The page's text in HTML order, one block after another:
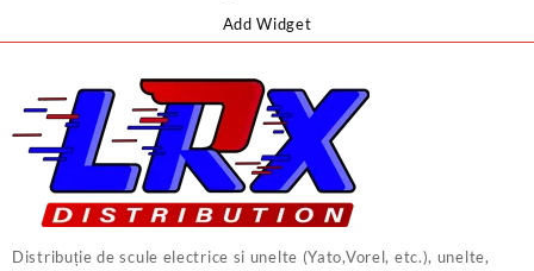
Add Widget
Distribuție de scule electrice si unelte (Yato,Vorel, etc.), unelte,